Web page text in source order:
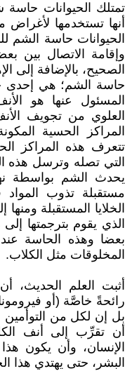
تمتلك الحيوانات حاسة
أنها تستخدمها
الحيوانات حاسة الشم
وإقامة الاتصال بين
الصحيح، بالإضافة إلى
حاسة الشم؛ هي إحدى
المسئول عنها هو
العلوي من تجويف
المراكز الحسية
تتعرف هذه المراكز
التي تصله وترسل هذه
يحدث الشم بواسطة
مستقبلة تذوب
الخلايا المستقبلة
الذي يقوم بترجمتها
بعضا وهذه الحاسة
المخلوقات مثل الكلاب.
أثبت العلم
رائحةً خاصَّة (أو
بل إن لكل من التوأمين
أن تقرِّب إلى أنف
الإنسان، وأن يكون
البشر، حتى يهتدي هذا